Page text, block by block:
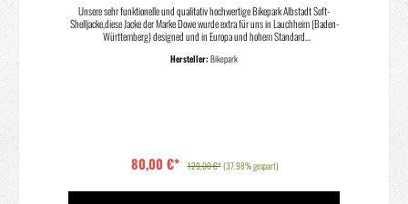
Unsere sehr funktionelle und qualitativ hochwertige Bikepark Albstadt Soft-
Shelljacke,diese Jacke der Marke Dowe wurde extra für uns in Lauchheim (Baden-
Württemberg) designed und in Europa und hohem Standard
unseren eigenen Bikepark-KlamottenSie ist sportlich geschnitten und mit einem
XXS, Kids XL 164-XS ,Modell: 2018Designed in GermanyMade in Portugal
Hersteller: Bikepark
80,00 €* 129,00 €*(37.98% gespart)